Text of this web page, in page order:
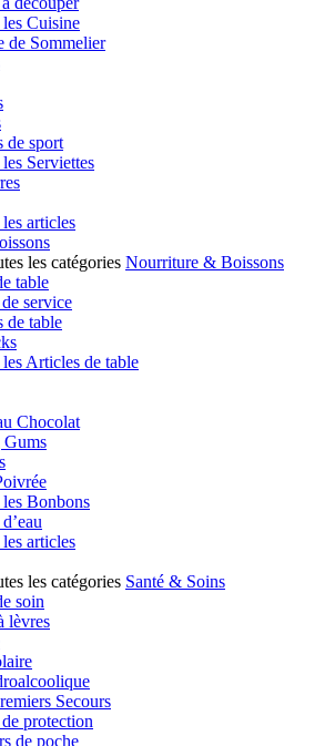
Cuisine
de Sommelier
de sport
Serviettes
articles
les catégories Nourriture & Boissons
table
service
de table
Articles de table
Chocolat
Bonbons
articles
les catégories Santé & Soins
soin
lèvres
Secours
protection
de poche